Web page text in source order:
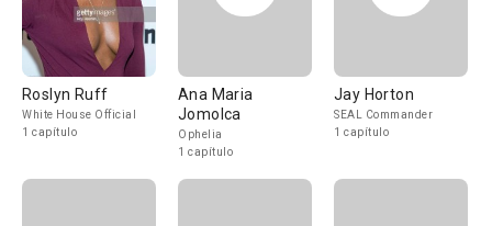
Roslyn Ruff
White House Official
1 capítulo
Ana Maria
Jomolca
Ophelia
1 capítulo
Jay Horton
SEAL Commander
1 capítulo